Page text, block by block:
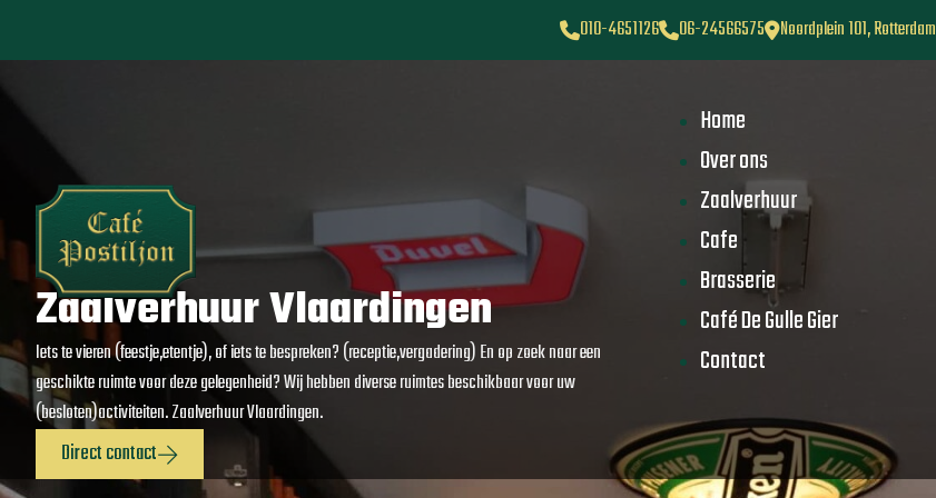
010-4651126 06-24566575 Noordplein 101, Rotterdam
Home
Over ons
Zaalverhuur
Cafe
Brasserie
Café De Gulle Gier
Contact
Zaalverhuur Vlaardingen
Iets te vieren (feestje,etentje), of iets te bespreken? (receptie,vergadering) En op zoek naar een
geschikte ruimte voor deze gelegenheid? Wij hebben diverse ruimtes beschikbaar voor uw
(besloten)activiteiten. Zaalverhuur Vlaardingen.
Direct contact